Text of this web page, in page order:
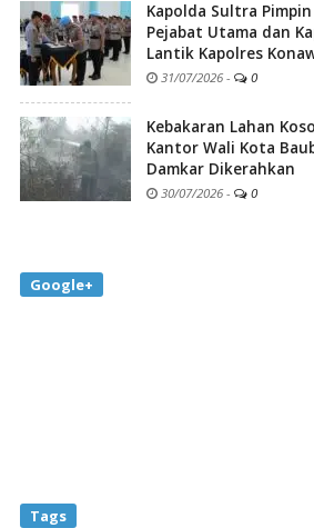
Kapolda Sultra
Pejabat Utama dan
Lantik Kapolres
31/07/2026 - 0
Kebakaran Lahan
Kantor Wali Kota
Damkar Dikerahkan
30/07/2026 - 0
Google+
Tags